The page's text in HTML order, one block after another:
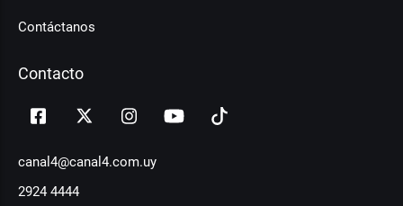
Contáctanos
Contacto
canal4@canal4.com.uy
2924 4444